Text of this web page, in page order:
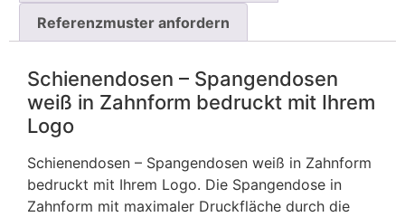
Referenzmuster anfordern
Schienendosen – Spangendosen
weiß in Zahnform bedruckt mit Ihrem
Logo
Schienendosen – Spangendosen weiß in Zahnform
bedruckt mit Ihrem Logo. Die Spangendose in
Zahnform mit maximaler Druckfläche durch die